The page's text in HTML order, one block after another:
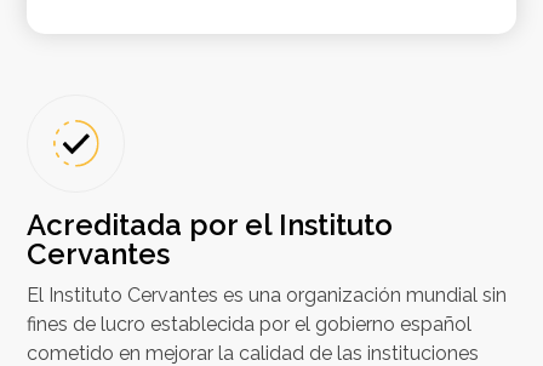
Acreditada por el Instituto
Cervantes
El Instituto Cervantes es una organización mundial sin
fines de lucro establecida por el gobierno español
cometido en mejorar la calidad de las instituciones